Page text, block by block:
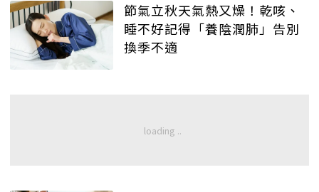
節氣立秋天氣熱又燥！乾咳、
睡不好記得「養陰潤肺」告別
換季不適